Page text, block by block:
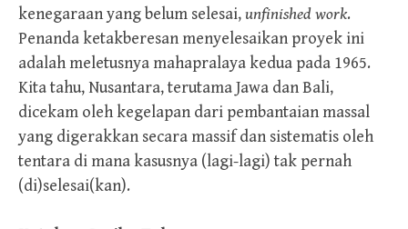
kenegaraan yang belum selesai,unfinished work.
Penanda ketakberesan menyelesaikan proyek ini
adalah meletusnya mahapralaya kedua pada 1965.
Kita tahu, Nusantara, terutama Jawa dan Bali,
dicekam oleh kegelapan dari pembantaian massal
yang digerakkan secara massif dan sistematis oleh
tentara di mana kasusnya (lagi-lagi) tak pernah
(di)selesai(kan).